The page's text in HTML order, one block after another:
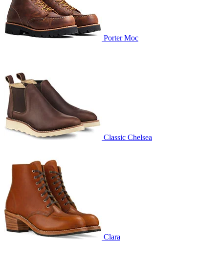
Porter Moc
Classic Chelsea
Clara